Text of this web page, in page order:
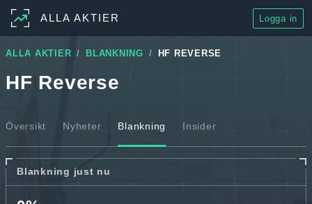
ALLA AKTIER Logga in
ALLA AKTIER BLANKNING HF REVERSE
HF Reverse
Översikt Nyheter Blankning Insider
Blankning just nu